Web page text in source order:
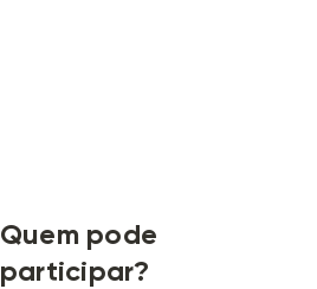
Quem pode
participar?